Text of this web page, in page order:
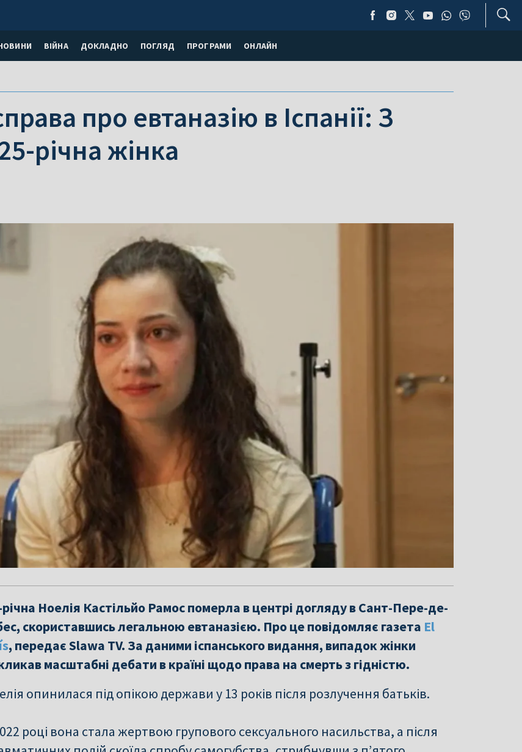
ВІЙНА ДОКЛАДНО ПОГЛЯД ПРОГРАМИ ОНЛАЙН
про евтаназію в Іспанії: З
річна жінка
Ноелія Кастільйо Рамос померла в центрі догляду в Сант-Пере-де-
скориставшись легальною евтаназією. Про це повідомляє газета El
, передає Slawa TV. За даними іспанського видання, випадок жінки
масштабні дебати в країні щодо права на смерть з гідністю.
опинилася під опікою держави у 13 років після розлучення батьків.
році вона стала жертвою групового сексуального насильства, а після